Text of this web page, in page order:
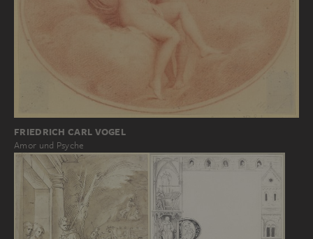
FRIEDRICH CARL VOGEL
Amor und Psyche